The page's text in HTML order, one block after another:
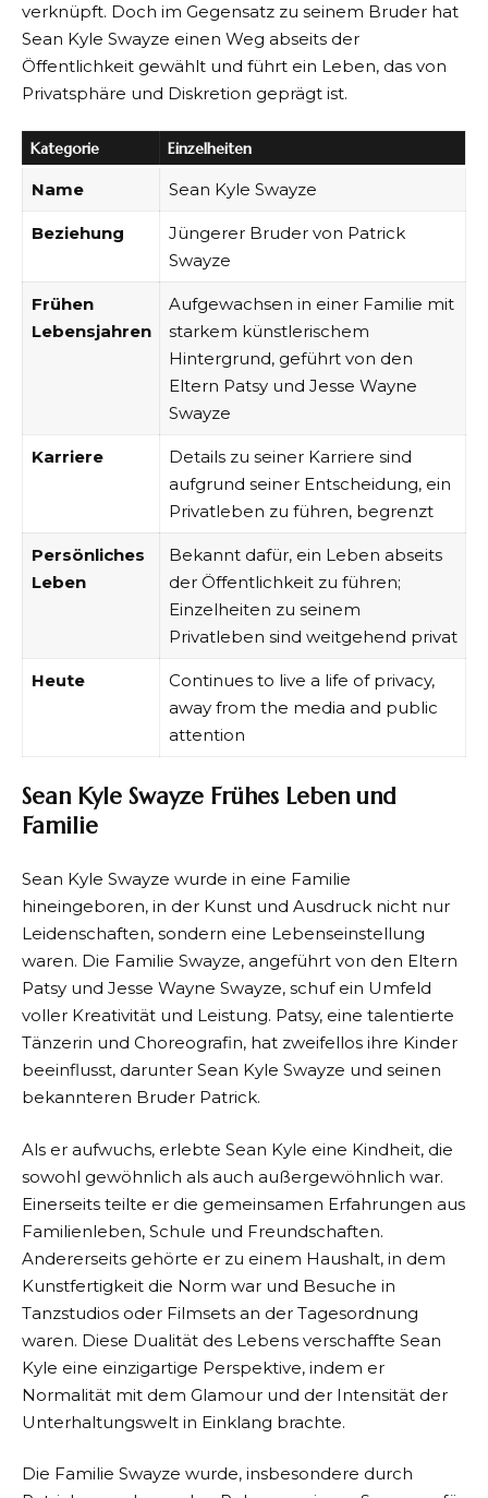
verknüpft. Doch im Gegensatz zu seinem Bruder hat
Sean Kyle Swayze einen Weg abseits der
Öffentlichkeit gewählt und führt ein Leben, das von
Privatsphäre und Diskretion geprägt ist.
Kategorie Einzelheiten
Name Sean Kyle Swayze
Beziehung
Jüngerer Bruder von Patrick
Swayze
Frühen
Lebensjahren
Aufgewachsen in einer Familie mit
starkem künstlerischem
Hintergrund, geführt von den
Eltern Patsy und Jesse Wayne
Swayze
Karriere
Details zu seiner Karriere sind
aufgrund seiner Entscheidung, ein
Privatleben zu führen, begrenzt
Persönliches
Leben
Bekannt dafür, ein Leben abseits
der Öffentlichkeit zu führen;
Einzelheiten zu seinem
Privatleben sind weitgehend privat
Heute
Continues to live a life of privacy,
away from the media and public
attention
Sean Kyle Swayze Frühes Leben und
Familie
Sean Kyle Swayze wurde in eine Familie
hineingeboren, in der Kunst und Ausdruck nicht nur
Leidenschaften, sondern eine Lebenseinstellung
waren. Die Familie Swayze, angeführt von den Eltern
Patsy und Jesse Wayne Swayze, schuf ein Umfeld
voller Kreativität und Leistung. Patsy, eine talentierte
Tänzerin und Choreografin, hat zweifellos ihre Kinder
beeinflusst, darunter Sean Kyle Swayze und seinen
bekannteren Bruder Patrick.
Als er aufwuchs, erlebte Sean Kyle eine Kindheit, die
sowohl gewöhnlich als auch außergewöhnlich war.
Einerseits teilte er die gemeinsamen Erfahrungen aus
Familienleben, Schule und Freundschaften.
Andererseits gehörte er zu einem Haushalt, in dem
Kunstfertigkeit die Norm war und Besuche in
Tanzstudios oder Filmsets an der Tagesordnung
waren. Diese Dualität des Lebens verschaffte Sean
Kyle eine einzigartige Perspektive, indem er
Normalität mit dem Glamour und der Intensität der
Unterhaltungswelt in Einklang brachte.
Die Familie Swayze wurde, insbesondere durch